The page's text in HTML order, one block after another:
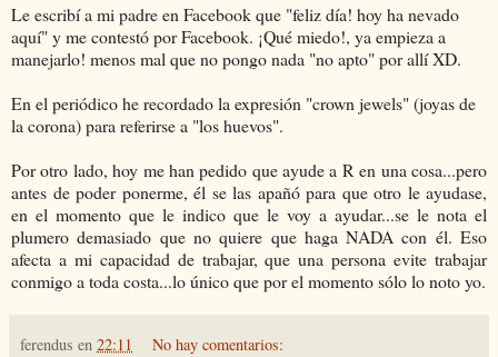
Le escribí a mi padre en Facebook que "feliz día! hoy ha nevado
aquí" y me contestó por Facebook. ¡Qué miedo!, ya empieza a
manejarlo! menos mal que no pongo nada "no apto" por allí XD.
En el periódico he recordado la expresión "crown jewels" (joyas de
la corona) para referirse a "los huevos".
Por otro lado, hoy me han pedido que ayude a R en una cosa...pero
antes de poder ponerme, él se las apañó para que otro le ayudase,
en el momento que le indico que le voy a ayudar...se le nota el
plumero demasiado que no quiere que haga NADA con él. Eso
afecta a mi capacidad de trabajar, que una persona evite trabajar
conmigo a toda costa...lo único que por el momento sólo lo noto yo.
ferendus en 22:11 No hay comentarios: